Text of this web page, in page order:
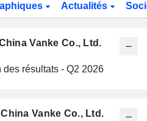
Actualités
Vanke Co., Ltd.
des résultats - Q2 2026
Vanke Co., Ltd.